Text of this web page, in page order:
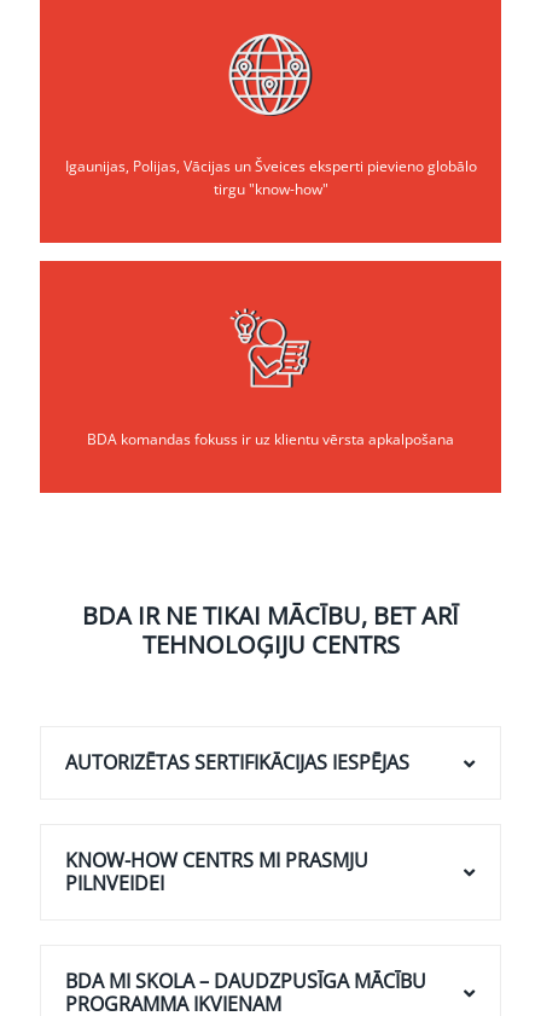
Igaunijas, Polijas, Vācijas un Šveices eksperti pievieno globālo
tirgu "know-how"
BDA komandas fokuss ir uz klientu vērsta apkalpošana
BDA IR NE TIKAI MĀCĪBU, BET ARĪ
TEHNOLOĢIJU CENTRS
AUTORIZĒTAS SERTIFIKĀCIJAS IESPĒJAS
KNOW-HOW CENTRS MI PRASMJU
PILNVEIDEI
BDA MI SKOLA – DAUDZPUSĪGA MĀCĪBU
PROGRAMMA IKVIENAM